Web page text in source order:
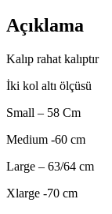
Açıklama
Kalıp rahat kalıptır
İki kol altı ölçüsü
Small – 58 Cm
Medium -60 cm
Large – 63/64 cm
Xlarge -70 cm